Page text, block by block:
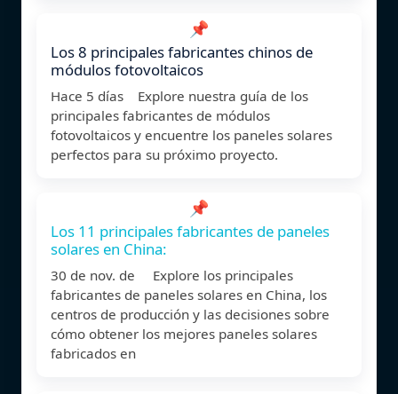
📌
Los 8 principales fabricantes chinos de
módulos fotovoltaicos
Hace 5 días Explore nuestra guía de los
principales fabricantes de módulos
fotovoltaicos y encuentre los paneles solares
perfectos para su próximo proyecto.
📌
Los 11 principales fabricantes de paneles
solares en China:
30 de nov. de Explore los principales
fabricantes de paneles solares en China, los
centros de producción y las decisiones sobre
cómo obtener los mejores paneles solares
fabricados en